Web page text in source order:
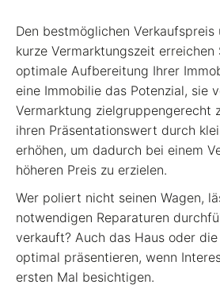
Den bestmöglichen
kurze Vermarktungszeit erreichen
optimale Aufbereitung Ihrer
eine Immobilie das Potenzial, sie
Vermarktung zielgruppengerecht
ihren Präsentationswert durch
erhöhen, um dadurch bei einem
höheren Preis zu erzielen.
Wer poliert nicht seinen Wagen,
notwendigen Reparaturen
verkauft? Auch das Haus oder
optimal präsentieren, wenn
ersten Mal besichtigen.